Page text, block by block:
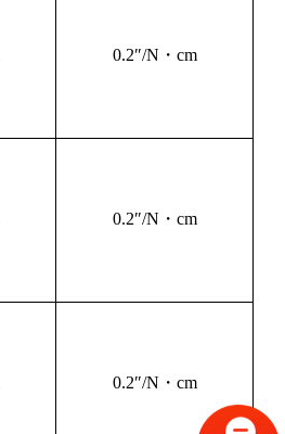
0.2″/N ・ cm
0.2″/N ・ cm
0.2″/N ・ cm